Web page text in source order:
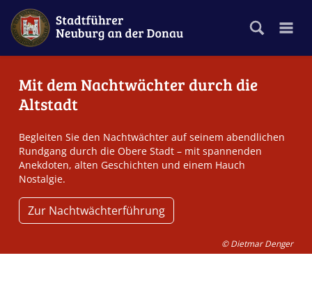
Mit dem Nachtwächter durch die
Altstadt
Begleiten Sie den Nachtwächter auf seinem abendlichen
Rundgang durch die Obere Stadt – mit spannenden
Anekdoten, alten Geschichten und einem Hauch
Nostalgie.
Zur Nachtwächterführung
© Dietmar Denger
Unterwegs mit Donaufischer Lenz
rund um die Donaubrücke – mit spannenden Einblicken,
kuriosen Anekdoten und einer kleinen Stärkung zum
Start.